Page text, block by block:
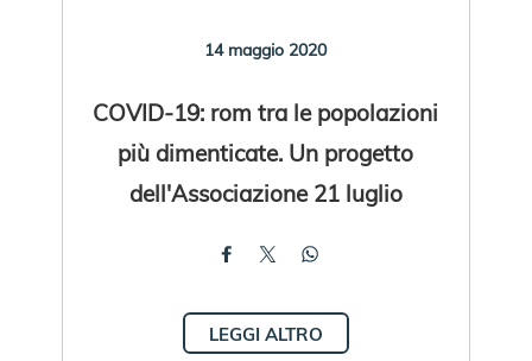
14 maggio 2020
COVID-19: rom tra le popolazioni
più dimenticate. Un progetto
dell'Associazione 21 luglio
LEGGI ALTRO